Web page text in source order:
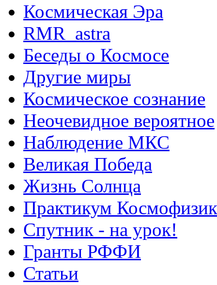
Космическая Эра
RMR_astra
Беседы о Космосе
Другие миры
Космическое сознание
Неочевидное вероятное
Наблюдение МКС
Великая Победа
Жизнь Солнца
Практикум
Спутник - на урок!
Гранты РФФИ
Статьи